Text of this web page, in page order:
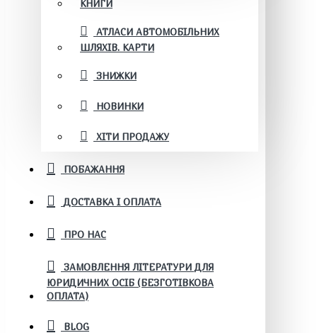
КНИГИ
АТЛАСИ АВТОМОБІЛЬНИХ
ШЛЯХІВ. КАРТИ
ЗНИЖКИ
НОВИНКИ
ХІТИ ПРОДАЖУ
ПОБАЖАННЯ
ДОСТАВКА І ОПЛАТА
ПРО НАС
ЗАМОВЛЕННЯ ЛІТЕРАТУРИ ДЛЯ
ЮРИДИЧНИХ ОСІБ (БЕЗГОТІВКОВА
ОПЛАТА)
BLOG